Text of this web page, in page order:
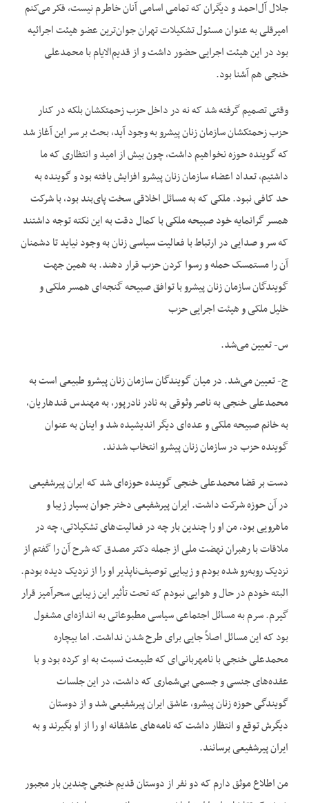
جلال آل‌احمد و دیگران که تمامی اسامی آنان خاطرم نیست، فکر می‌کنم
امیرقلی به عنوان مسئول تشکیلات تهران جوان‌ترین عضو هیئت اجرائیه
بود در این هیئت اجرایی حضور داشت و از قدیم‌الایام با محمدعلی
خنجی هم آشنا بود.
وقتی تصمیم گرفته شد که نه در داخل حزب زحمتکشان بلکه در کنار
حزب زحمتکشان سازمان زنان پیشرو به وجود آید، بحث بر سر این آغاز شد
که گوینده حوزه نخواهیم داشت، چون بیش از امید و انتظاری که ما
داشتیم، تعداد اعضاء سازمان زنان پیشرو افزایش یافته بود و گوینده به
حد کافی نبود. ملکی که به مسائل اخلاقی سخت پای‌بند بود، با شرکت
همسر گرانمایه خود صبیحه ملکی با کمال دقت به این نکته توجه داشتند
که سر و صدایی در ارتباط با فعالیت سیاسی زنان به وجود نیاید تا دشمنان
آن را مستمسک حمله و رسوا کردن حزب قرار دهند. به همین جهت
گویندگان سازمان زنان پیشرو با توافق صبیحه گنجه‌ای همسر ملکی و
خلیل ملکی و هیئت اجرایی حزب
س- تعیین می‌شد.
ج- تعیین می‌شد. در میان گویندگان سازمان زنان پیشرو طبیعی است به
محمدعلی خنجی به ناصر وثوقی به نادر نادرپور، به مهندس قندهاریان،
به خانم صبیحه ملکی و عده‌ای دیگر اندیشیده شد و اینان به عنوان
گوینده حزب در سازمان زنان پیشرو انتخاب شدند.
دست بر قضا محمدعلی خنجی گوینده حوزه‌ای شد که ایران پیرشفیعی
در آن حوزه شرکت داشت. ایران پیرشفیعی دختر جوان بسیار زیبا و
ماهرویی بود، من او را چندین بار چه در فعالیت‌های تشکیلاتی، چه در
ملاقات با رهبران نهضت ملی از جمله دکتر مصدق که شرح آن را گفتم از
نزدیک روبه‌رو شده بودم و زیبایی توصیف‌ناپذیر او را از نزدیک دیده بودم.
البته خودم در حال و هوایی نبودم که تحت تأثیر این زیبایی سحرآمیز قرار
گیرم. سرم به مسائل اجتماعی سیاسی مطبوعاتی به اندازه‌ای مشغول
بود که این مسائل اصلاً جایی برای طرح شدن نداشت. اما بیچاره
محمدعلی خنجی با نامهربانی‌ای که طبیعت نسبت به او کرده بود و با
عقده‌های جنسی و جسمی بی‌شماری که داشت، در این جلسات
گویندگی حوزه زنان پیشرو، عاشق ایران پیرشفیعی شد و از دوستان
دیگرش توقع و انتظار داشت که نامه‌های عاشقانه او را از او بگیرند و به
ایران پیرشفیعی برسانند.
من اطلاع موثق دارم که دو نفر از دوستان قدیم خنجی چندین بار مجبور